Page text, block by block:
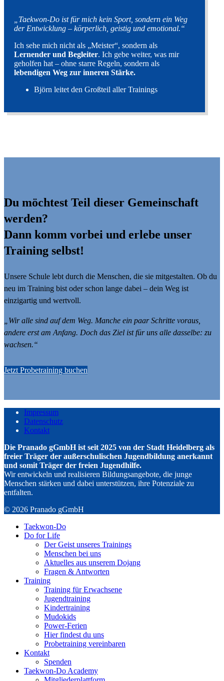
„Taekwon-Do ist für mich kein Sport, sondern ein Weg
der Entwicklung – körperlich, geistig und emotional.“
Ich sehe mich nicht als „Meister“, sondern als
Lernender und Begleiter. Ich gebe weiter, was mir
geholfen hat – ohne starre Regeln, sondern als
lebendigen Weg zur inneren Stärke.
Björn leitet den Großteil aller Trainings
Du möchtest Teil dieser Gemeinschaft
werden?
Dann komm vorbei und erlebe unser
Training selbst!
Unsere Schule lebt durch die Menschen, die sie mitgestalten. Ob du
neu im Training bist oder schon lange dabei – dein Weg ist
einzigartig und wertvoll.
„Wir alle sind auf dem Weg. Manche ein paar Schritte voraus,
andere erst am Anfang. Doch das Ziel ist für uns alle dasselbe: zu
wachsen.“
Jetzt Probetraining buchen
Impressum
Datenschutz
Kontakt
Die Pranado gGmbH ist seit 2025 von der Stadt Heidelberg als
freier Träger der außerschulischen Jugendbildung anerkannt
und somit Träger der freien Jugendhilfe.
Wir entwickeln und realisieren Bildungsangebote, die junge
Menschen stärken und dabei unterstützen, ihre Potenziale zu
entfalten.
© 2026 Pranado gGmbH
Taekwon-Do
Do for Life
Der Geist unseres Trainings
Menschen bei uns
Aktuelles aus unserem Dojang
Fragen & Antworten
Training
Training für Erwachsene
Jugendtraining
Kindertraining
Mudokids
Power-Ferien
Hier findest du uns
Probetraining vereinbaren
Kontakt
Spenden
Taekwon-Do Academy